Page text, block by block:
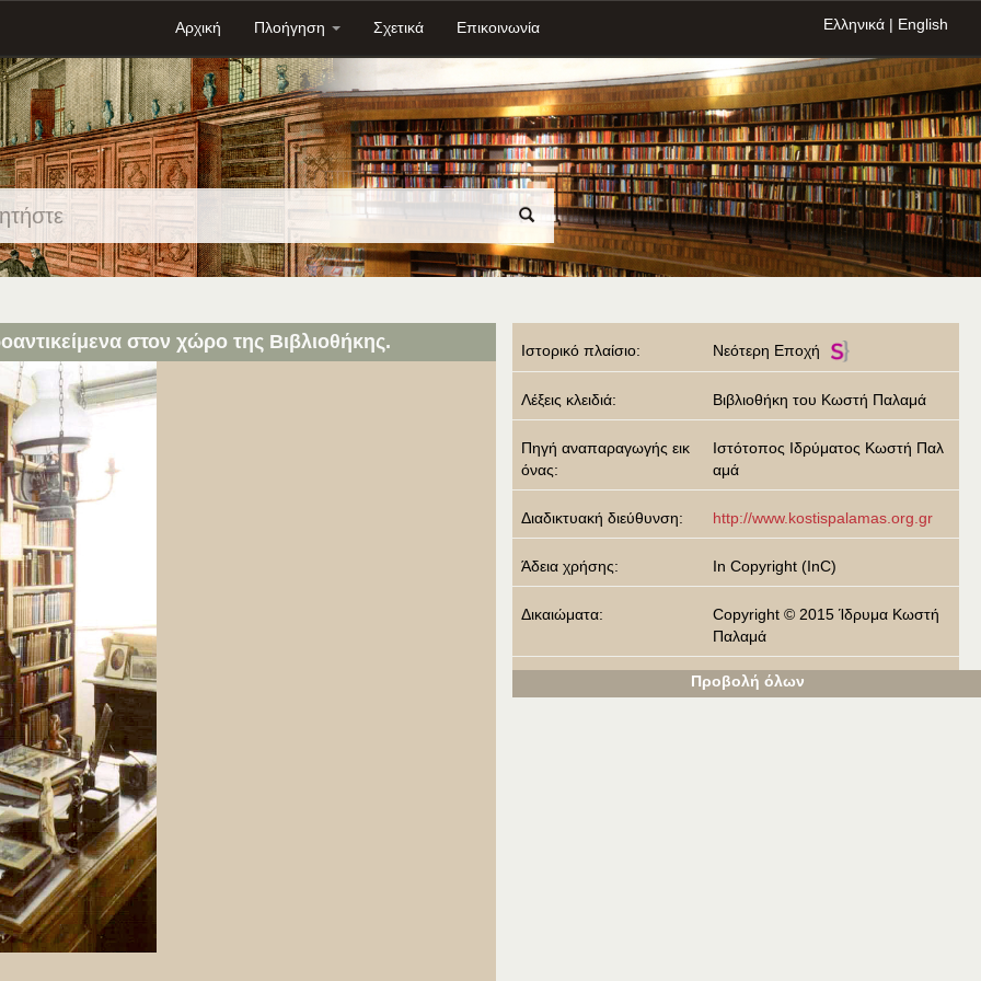
Αρχική Πλοήγηση Σχετικά Επικοινωνία Ελληνικά | English
στον χώρο της Βιβλιοθήκης. Ιστορικό πλαίσιο: Νεότερη Εποχή
Λέξεις κλειδιά: Βιβλιοθήκη του Κωστή Παλαμά
Πηγή αναπαραγωγής εικ
όνας:
Ιστότοπος Ιδρύματος Κωστή Παλ
αμά
Διαδικτυακή διεύθυνση: http://www.kostispalamas.org.gr
Άδεια χρήσης: In Copyright (InC)
Δικαιώματα:
Copyright © 2015 Ίδρυμα Κωστή
Παλαμά
Βιβλιοθήκη του Κωστή Παλαμά
Προβολή όλων